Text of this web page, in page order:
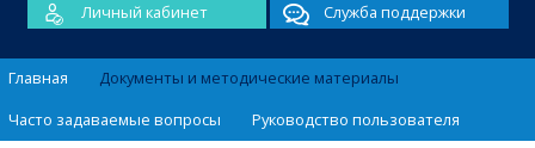
Личный кабинет
Служба поддержки
Главная
Документы и методические материалы
Часто задаваемые вопросы
Руководство пользователя